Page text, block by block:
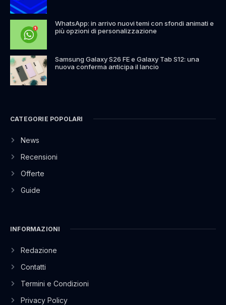
WhatsApp: in arrivo nuovi temi con sfondi animati e
più opzioni di personalizzazione
Samsung Galaxy S26 FE e Galaxy Tab S12: una
nuova conferma anticipa il lancio
CATEGORIE POPOLARI
News
Recensioni
Offerte
Guide
INFORMAZIONI
Redazione
Contatti
Termini e Condizioni
Privacy Policy